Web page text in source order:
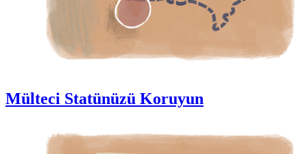
Mülteci Statünüzü Koruyun